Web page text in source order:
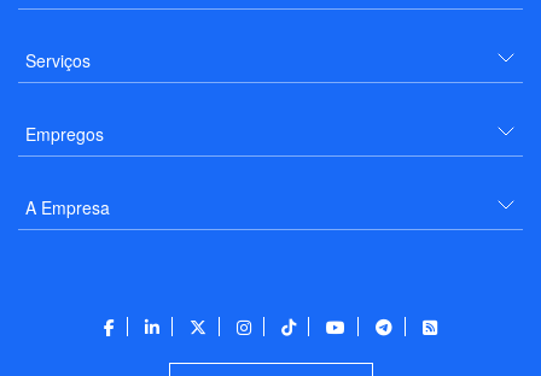
Serviços
Empregos
A Empresa